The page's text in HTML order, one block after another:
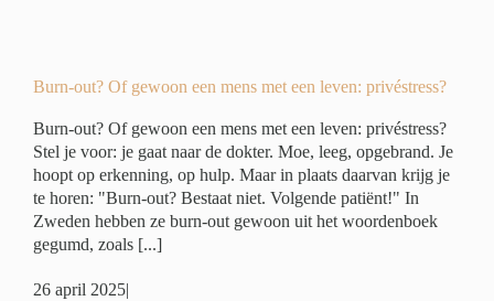
Burn-out? Of gewoon een mens met een leven: privéstress?
Burn-out? Of gewoon een mens met een leven: privéstress?
Stel je voor: je gaat naar de dokter. Moe, leeg, opgebrand. Je
hoopt op erkenning, op hulp. Maar in plaats daarvan krijg je
te horen: "Burn-out? Bestaat niet. Volgende patiënt!" In
Zweden hebben ze burn-out gewoon uit het woordenboek
gegumd, zoals [...]
26 april 2025|